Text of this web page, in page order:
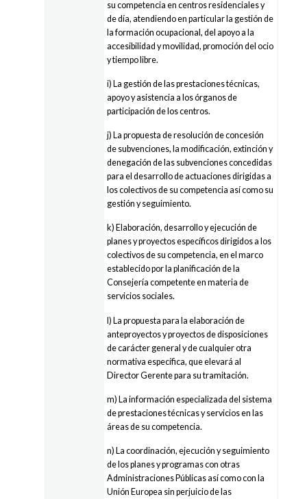
su competencia en centros residenciales y
de día, atendiendo en particular la gestión de
la formación ocupacional, del apoyo a la
accesibilidad y movilidad, promoción del ocio
y tiempo libre.
i) La gestión de las prestaciones técnicas,
apoyo y asistencia a los órganos de
participación de los centros.
j) La propuesta de resolución de concesión
de subvenciones, la modificación, extinción y
denegación de las subvenciones concedidas
para el desarrollo de actuaciones dirigidas a
los colectivos de su competencia así como su
gestión y seguimiento.
k) Elaboración, desarrollo y ejecución de
planes y proyectos específicos dirigidos a los
colectivos de su competencia, en el marco
establecido por la planificación de la
Consejería competente en materia de
servicios sociales.
l) La propuesta para la elaboración de
anteproyectos y proyectos de disposiciones
de carácter general y de cualquier otra
normativa específica, que elevará al
Director Gerente para su tramitación.
m) La información especializada del sistema
de prestaciones técnicas y servicios en las
áreas de su competencia.
n) La coordinación, ejecución y seguimiento
de los planes y programas con otras
Administraciones Públicas así como con la
Unión Europea sin perjuicio de las